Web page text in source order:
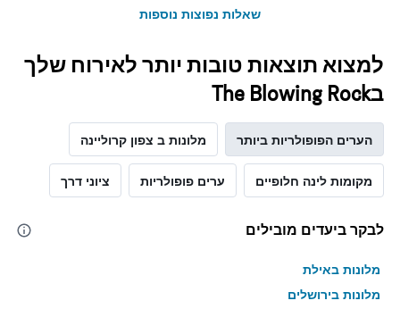
שאלות נפוצות נוספות
למצוא תוצאות טובות יותר לאירוח שלך
בThe Blowing Rock
הערים הפופולריות ביותר מלונות ב צפון קרוליינה
מקומות לינה חלופיים ערים פופולריות ציוני דרך
לבקר ביעדים מובילים
מלונות באילת
מלונות בירושלים